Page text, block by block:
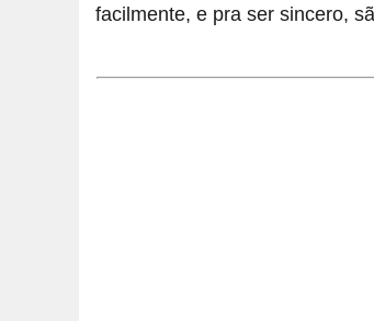
facilmente, e pra ser sincero,